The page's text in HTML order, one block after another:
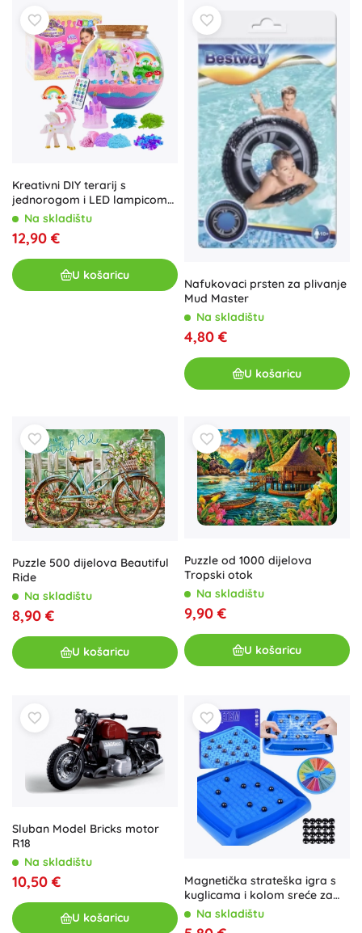
Kreativni DIY terarij s
jednorogom i LED lampicom
na daljinsko upravljanje
Na skladištu
12,90 €
U košaricu
Nafukovaci prsten za plivanje
Mud Master
Na skladištu
4,80 €
U košaricu
Puzzle 500 dijelova Beautiful
Ride
Na skladištu
8,90 €
U košaricu
Puzzle od 1000 dijelova
Tropski otok
Na skladištu
9,90 €
U košaricu
Sluban Model Bricks motor
R18
Na skladištu
10,50 €
U košaricu
Magnetička strateška igra s
kuglicama i kolom sreće za
obitelj
Na skladištu